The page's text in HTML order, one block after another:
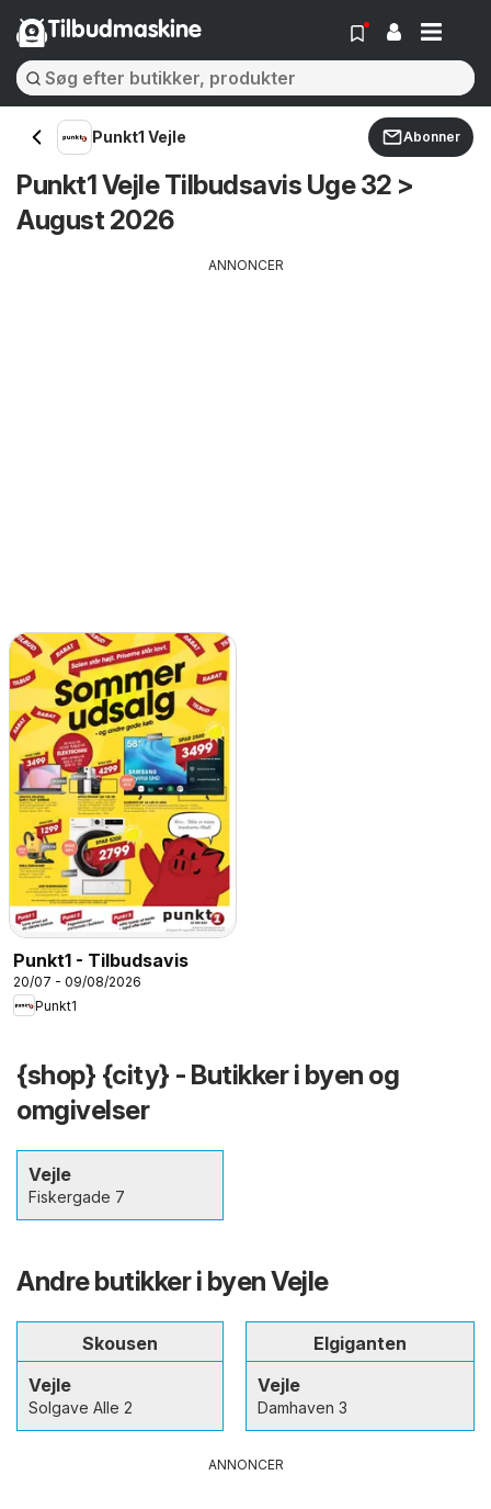
Tilbudmaskine
Punkt1 Vejle Abonner
Punkt1 Vejle Tilbudsavis Uge 32 >
August 2026
ANNONCER
Punkt1 - Tilbudsavis
20/07 - 09/08/2026
Punkt1
{shop} {city} - Butikker i byen og
omgivelser
Vejle
Fiskergade 7
Andre butikker i byen Vejle
Skousen
Vejle
Solgave Alle 2
Elgiganten
Vejle
Damhaven 3
ANNONCER